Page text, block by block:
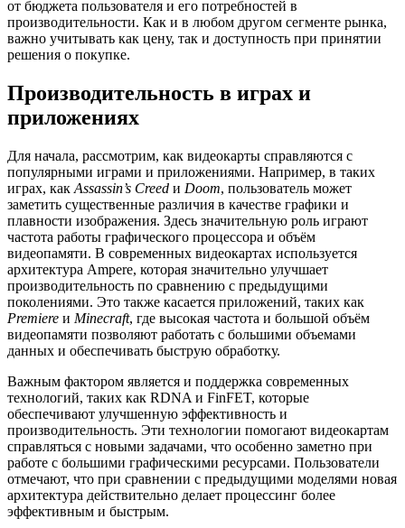
от бюджета пользователя и его потребностей в
производительности. Как и в любом другом сегменте рынка,
важно учитывать как цену, так и доступность при принятии
решения о покупке.
Производительность в играх и
приложениях
Для начала, рассмотрим, как видеокарты справляются с
популярными играми и приложениями. Например, в таких
играх, как Assassin’s Creed и Doom, пользователь может
заметить существенные различия в качестве графики и
плавности изображения. Здесь значительную роль играют
частота работы графического процессора и объём
видеопамяти. В современных видеокартах используется
архитектура Ampere, которая значительно улучшает
производительность по сравнению с предыдущими
поколениями. Это также касается приложений, таких как
Premiere и Minecraft, где высокая частота и большой объём
видеопамяти позволяют работать с большими объемами
данных и обеспечивать быструю обработку.
Важным фактором является и поддержка современных
технологий, таких как RDNA и FinFET, которые
обеспечивают улучшенную эффективность и
производительность. Эти технологии помогают видеокартам
справляться с новыми задачами, что особенно заметно при
работе с большими графическими ресурсами. Пользователи
отмечают, что при сравнении с предыдущими моделями новая
архитектура действительно делает процессинг более
эффективным и быстрым.